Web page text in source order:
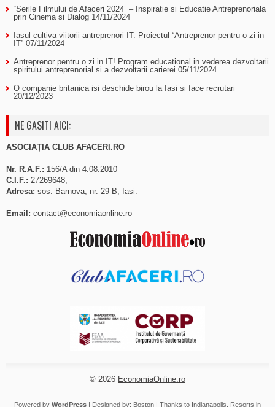
“Serile Filmului de Afaceri 2024” – Inspiratie si Educatie Antreprenoriala
prin Cinema si Dialog 14/11/2024
Iasul cultiva viitorii antreprenori IT: Proiectul “Antreprenor pentru o zi in
IT” 07/11/2024
Antreprenor pentru o zi in IT! Program educational in vederea dezvoltarii
spiritului antreprenorial si a dezvoltarii carierei 05/11/2024
O companie britanica isi deschide birou la Iasi si face recrutari
20/12/2023
NE GASITI AICI:
ASOCIAȚIA CLUB AFACERI.RO
Nr. R.A.F.: 156/A din 4.08.2010
C.I.F.: 27269648;
Adresa: sos. Barnova, nr. 29 B, Iasi.
Email: contact@economiaonline.ro
© 2026 EconomiaOnline.ro
Powered by WordPress | Designed by: Boston | Thanks to Indianapolis Resorts in